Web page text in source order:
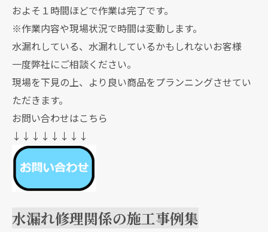
およそ１時間ほどで作業は完了です。
※作業内容や現場状況で時間は変動します。
水漏れしている、水漏れしているかもしれないお客様
一度弊社にご相談ください。
現場を下見の上、より良い商品をプランニングさせてい
ただきます。
お問い合わせはこちら
↓↓↓↓↓↓↓↓
水漏れ修理関係の施工事例集